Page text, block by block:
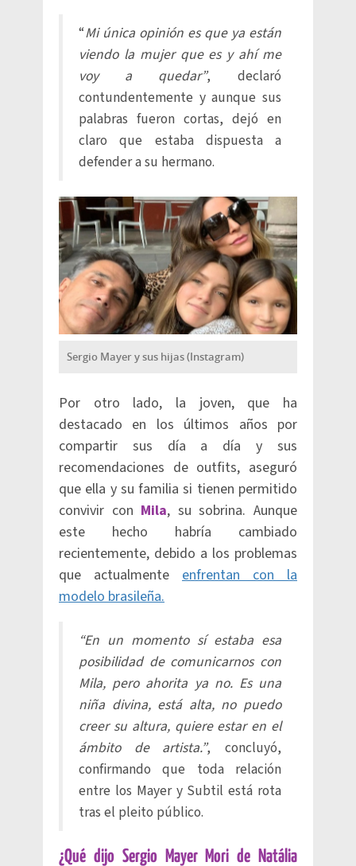
“Mi única opinión es que ya están
viendo la mujer que es y ahí me
voy a quedar”, declaró
contundentemente y aunque sus
palabras fueron cortas, dejó en
claro que estaba dispuesta a
defender a su hermano.
Sergio Mayer y sus hijas (Instagram)
Por otro lado, la joven, que ha
destacado en los últimos años por
compartir sus día a día y sus
recomendaciones de outfits, aseguró
que ella y su familia si tienen permitido
convivir con Mila, su sobrina. Aunque
este hecho habría cambiado
recientemente, debido a los problemas
que actualmente enfrentan con la
modelo brasileña.
“En un momento sí estaba esa
posibilidad de comunicarnos con
Mila, pero ahorita ya no. Es una
niña divina, está alta, no puedo
creer su altura, quiere estar en el
ámbito de artista.”, concluyó,
confirmando que toda relación
entre los Mayer y Subtil está rota
tras el pleito público.
¿Qué dijo Sergio Mayer Mori de Natália